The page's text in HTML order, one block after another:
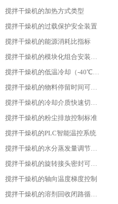
搅拌干燥机的加热方式类型
搅拌干燥机的过载保护安全装置
搅拌干燥机的能源消耗比指标
搅拌干燥机的模块化组合安装方式
搅拌干燥机的低温冷却（-40℃）适用性
搅拌干燥机的物料停留时间可调性
搅拌干燥机的冷却介质快速切换设计
搅拌干燥机的粉尘排放控制标准
搅拌干燥机的PLC智能温控系统
搅拌干燥机的水分蒸发量调节能力
搅拌干燥机的旋转接头密封可靠性
搅拌干燥机的轴向温度梯度控制
搅拌干燥机的溶剂回收闭路循环系统